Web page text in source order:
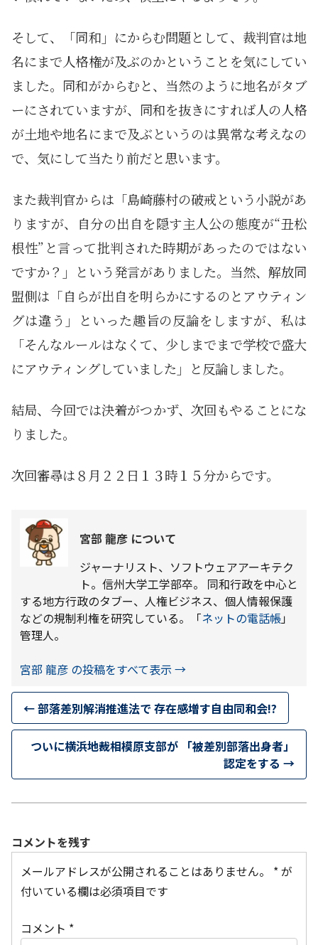
そして、「同和」にからむ問題として、裁判官は地
名にまで人格権が及ぶのかということを気にしてい
ました。同和がからむと、当然のように地名がタブ
ーにされていますが、同和を抜きにすれば人の人格
が土地や地名にまで及ぶというのは異常な考えなの
で、気にして当たり前だと思います。
また裁判官からは「島崎藤村の破戒という小説があ
りますが、自分の出自を隠す主人公の態度が“丑松
根性”と言って批判された時期があったのではない
ですか？」という発言がありました。当然、解放同
盟側は「自らが出自を明らかにするのとアウティン
グは違う」といった趣旨の反論をしますが、私は
「そんなルールはなくて、少しまでまで学校で盛大
にアウティングしていました」と反論しました。
結局、今回では決着がつかず、次回もやることにな
りました。
次回審尋は８月２２日１３時１５分からです。
宮部 龍彦 について
ジャーナリスト、ソフトウェアアーキテク
ト。信州大学工学部卒。 同和行政を中心と
する地方行政のタブー、人権ビジネス、個人情報保護
などの規制利権を研究している。「ネットの電話帳」
管理人。
宮部 龍彦 の投稿をすべて表示 →
←部落差別解消推進法で 存在感増す自由同和会!?
ついに横浜地裁相模原支部が 「被差別部落出身者」
認定をする →
コメントを残す
メールアドレスが公開されることはありません。
*が
付いている欄は必須項目です
コメント *